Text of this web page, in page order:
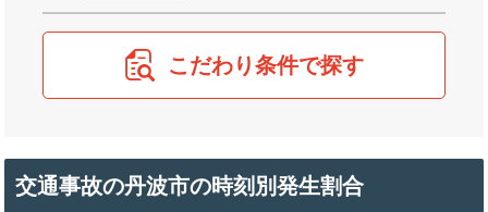
こだわり条件で探す
交通事故の丹波市の時刻別発生割合